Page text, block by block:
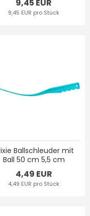
9,45 EUR
9,45 EUR pro Stück
Ballschleuder mit
Ball 50 cm 5,5 cm
4,49 EUR
4,49 EUR pro Stück